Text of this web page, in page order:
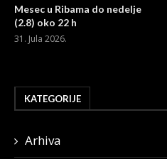
Mesec u Ribama do nedelje
(2.8) oko 22 h
31. Jula 2026.
KATEGORIJE
Arhiva